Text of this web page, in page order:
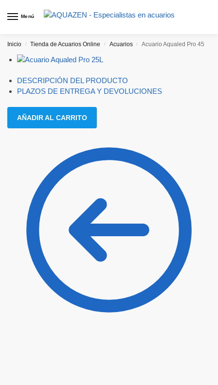
Menú
Inicio / Tienda de Acuarios Online / Acuarios / Acuario Aqualed Pro 45
DESCRIPCIÓN DEL PRODUCTO
PLAZOS DE ENTREGA Y DEVOLUCIONES
AÑADIR AL CARRITO